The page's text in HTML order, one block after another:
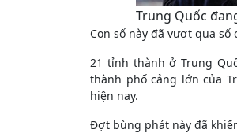
Trung Quốc
Con số này đã vượt qua
21 tỉnh thành ở Trung
thành phố cảng lớn của
hiện nay.
Đợt bùng phát này đã